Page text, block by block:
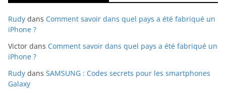
Rudy dans Comment savoir dans quel pays a été fabriqué un
iPhone ?
Victor dans Comment savoir dans quel pays a été fabriqué un
iPhone ?
Rudy dans SAMSUNG : Codes secrets pour les smartphones
Galaxy